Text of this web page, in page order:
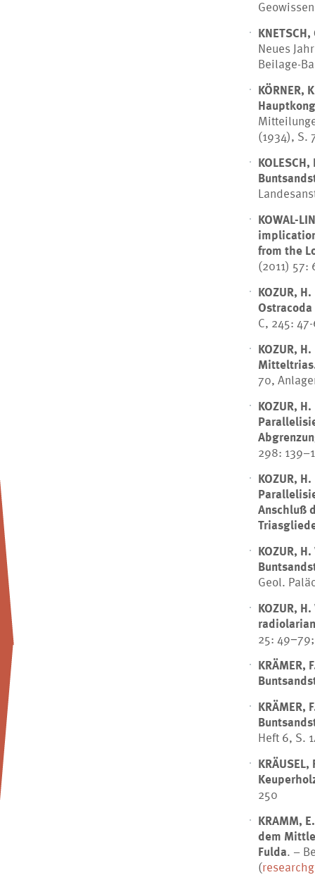
KNETSCH,
Neues
Beilage-
KÖRNER,
(1934), S.
KOLESCH,
KOWAL-
from the
(2011) 57:
KOZUR, H.
C, 245:
KOZUR, H.
70,
KOZUR, H.
298:
KOZUR, H.
Anschluß
KOZUR, H.
Geol.
KOZUR, H.
25:
KRÄMER,
KRÄMER,
Heft 6, S.
KRÄUSEL,
250
KRAMM,
dem
Fulda. –
(